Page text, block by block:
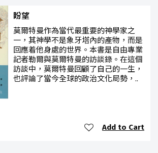
盼望
莫爾特曼作為當代最重要的神學家之
一，其神學不是象牙塔內的產物，而是
回應着他身處的世界。本書是自由專業
記者勒爾與莫爾特曼的訪談錄。在這個
訪談中，莫爾特曼回顧了自己的一生，
也評論了當今全球的政治文化局勢，..
Add to Cart